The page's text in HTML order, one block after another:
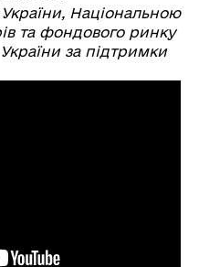
Національною
та фондового ринку
за підтримки